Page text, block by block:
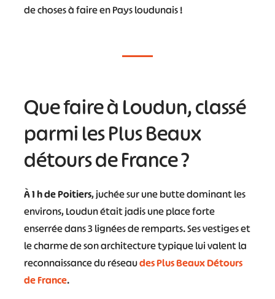
de choses à faire en Pays loudunais !
Que faire à Loudun, classé
parmi les Plus Beaux
détours de France ?
À 1 h de Poitiers, juchée sur une butte dominant les
environs, Loudun était jadis une place forte
enserrée dans 3 lignées de remparts. Ses vestiges et
le charme de son architecture typique lui valent la
reconnaissance du réseaudes Plus Beaux Détours
de France.